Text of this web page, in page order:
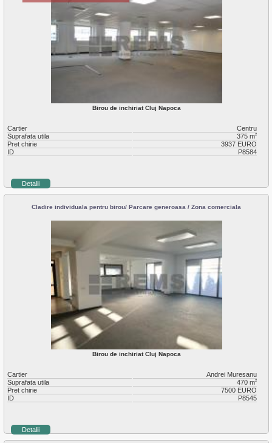
Birou de inchiriat Cluj Napoca
Cartier
Centru
Suprafata utila
375 m2
Pret chirie
3937 EURO
ID
P8584
Detalii
Cladire individuala pentru birou/ Parcare generoasa / Zona comerciala
Birou de inchiriat Cluj Napoca
Cartier
Andrei Muresanu
Suprafata utila
470 m2
Pret chirie
7500 EURO
ID
P8545
Detalii